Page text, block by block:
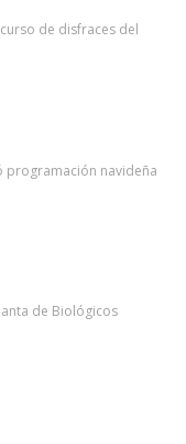
de disfraces del
programación navideña
de Biológicos